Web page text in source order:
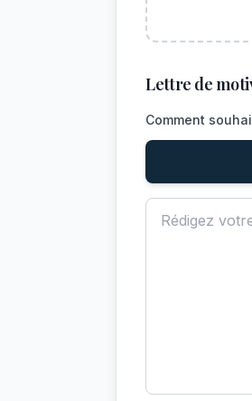
Lettre de
Comment